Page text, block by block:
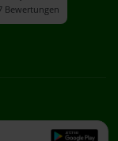
Bewertungen